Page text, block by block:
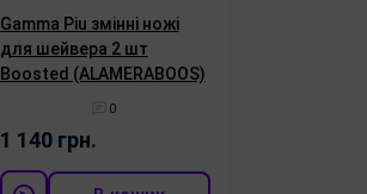
Gamma Piu змінні ножі
для шейвера 2 шт
Boosted (ALAMERABOOS)
0
1 140 грн.